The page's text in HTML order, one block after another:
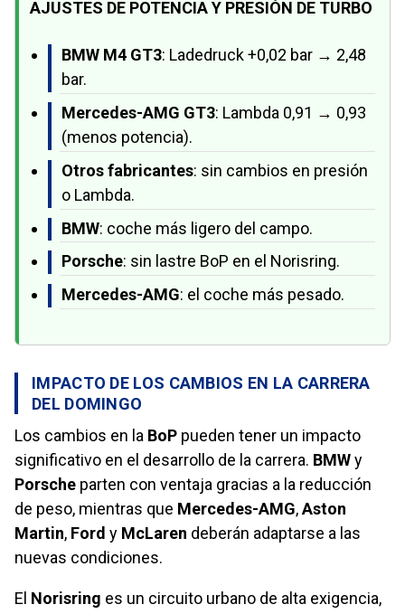
AJUSTES DE POTENCIA Y PRESIÓN DE TURBO
BMW M4 GT3: Ladedruck +0,02 bar → 2,48
bar.
Mercedes-AMG GT3: Lambda 0,91 → 0,93
(menos potencia).
Otros fabricantes: sin cambios en presión
o Lambda.
BMW: coche más ligero del campo.
Porsche: sin lastre BoP en el Norisring.
Mercedes-AMG: el coche más pesado.
IMPACTO DE LOS CAMBIOS EN LA CARRERA
DEL DOMINGO
Los cambios en la BoP pueden tener un impacto
significativo en el desarrollo de la carrera. BMWy
Porsche parten con ventaja gracias a la reducción
de peso, mientras que Mercedes-AMG,Aston
Martin, Ford y McLaren deberán adaptarse a las
nuevas condiciones.
El Norisring es un circuito urbano de alta exigencia,